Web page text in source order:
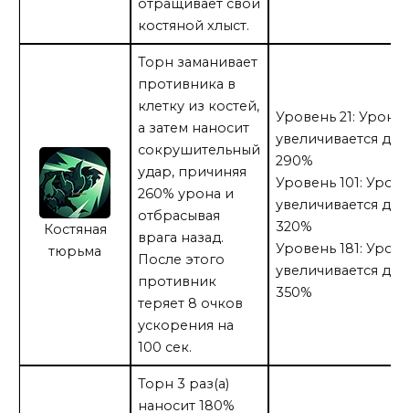
отращивает свой
костяной хлыст.
Костяная
тюрьма
Торн заманивает
противника в
клетку из костей,
а затем наносит
сокрушительный
удар, причиняя
260% урона и
отбрасывая
врага назад.
После этого
противник
теряет 8 очков
ускорения на
100 сек.
Уровень 21: Урон
увеличивается до
290%
Уровень 101: Урон
увеличивается до
320%
Уровень 181: Урон
увеличивается до
350%
Торн 3 раз(а)
наносит 180%